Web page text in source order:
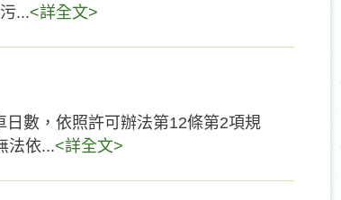
...<詳全文>
數，依照許可辦法第12條第2項規
法依...<詳全文>